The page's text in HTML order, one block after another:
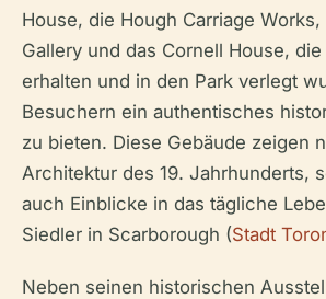
House, die Hough Carriage
Gallery und das Cornell House,
erhalten und in den Park verlegt
Besuchern ein authentisches
zu bieten. Diese Gebäude zeigen
Architektur des 19. Jahrhunderts,
auch Einblicke in das tägliche
Siedler in Scarborough (Stadt
Neben seinen historischen